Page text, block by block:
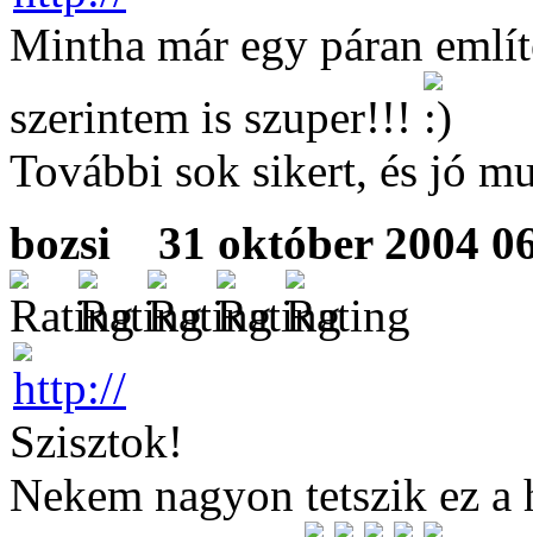
Mintha már egy páran
szerintem is szuper!!!
További sok sikert, és jó
bozsi
31 október 2004
Szisztok!
Nekem nagyon tetszik ez